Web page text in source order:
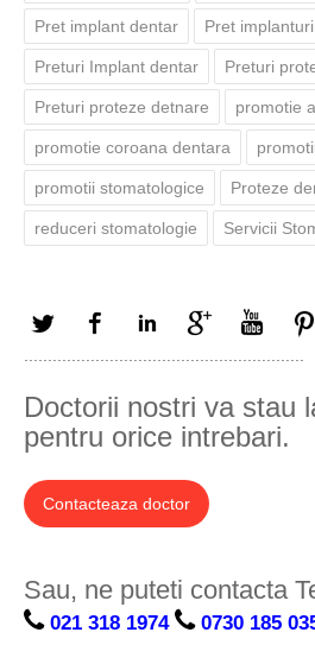
Pret implant dentar Pret implanturi
Preturi Implant dentar Preturi
Preturi proteze detnare promotie
promotie coroana dentara promotii
promotii stomatologice Proteze
reduceri stomatologie Servicii
Twitter FacebookLinkedIn Google+
Doctorii nostri va stau
pentru orice intrebari.
Contacteaza doctor
Sau, ne puteti contacta
021 318 1974 0730 185